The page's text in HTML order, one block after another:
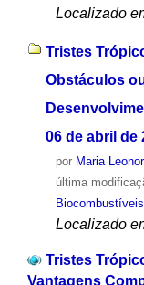
Localizado
Tristes
Obstáculos
06 de abril de
por Maria
última
Biocombustíveis
Localizado
Tristes
Vantagens